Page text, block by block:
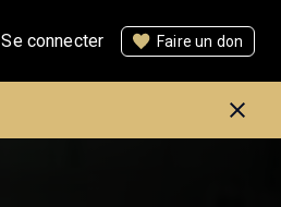
Se connecter Faire un don